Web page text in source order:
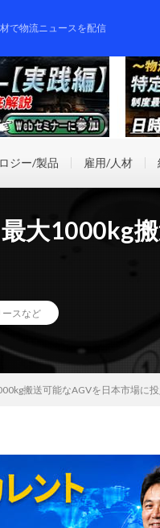
で物流ニュースを配信
ジー/製品 雇用/人材
大1000kg
ースなど
搬送可能なAGVを日本市場に投